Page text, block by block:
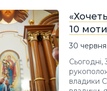
10
30 червня
Сьогодні,
владики